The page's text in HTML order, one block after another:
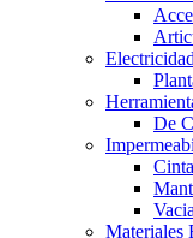
Electricidad
De
Materiales